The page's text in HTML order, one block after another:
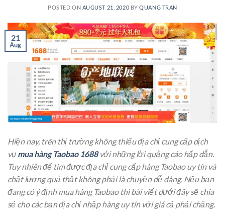
POSTED ON AUGUST 21, 2020 BYQUANG TRAN
21
Aug
Hiện nay, trên thị trường không thiếu địa chỉ cung cấp dịch
vụ mua hàng Taobao 1688với những lời quảng cáo hấp dẫn.
Tuy nhiên để tìm được địa chỉ cung cấp hàng Taobao uy tín và
chất lượng quả thật không phải là chuyện dễ dàng. Nếu bạn
đang có ý định mua hàng Taobao thì bài viết dưới đây sẽ chia
sẻ cho các bạn địa chỉ nhập hàng uy tín với giá cả phải chăng.